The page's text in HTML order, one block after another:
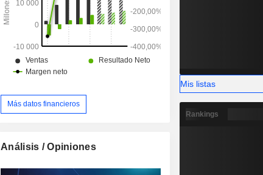
Más datos financieros
Análisis / Opiniones
Mis listas
Rankings